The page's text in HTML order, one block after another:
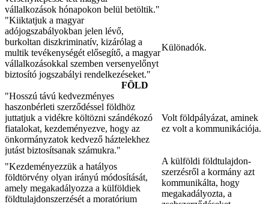
vállalkozások hónapokon belül betöltik."
"Kiiktatjuk a magyar
adójogszabályokban jelen lévő,
burkoltan diszkriminatív, kizárólag a
multik tevékenységét elősegítő, a magyar
vállalkozásokkal szemben versenyelőnyt
biztosító jogszabályi rendelkezéseket."
Különadók.
FÖLD
"Hosszú távú kedvezményes
haszonbérleti szerződéssel földhöz
juttatjuk a vidékre költözni szándékozó
fiatalokat, kezdeményezve, hogy az
önkormányzatok kedvező háztelekhez
jutást biztosítsanak számukra."
Volt földpályázat, aminek
ez volt a kommunikációja.
"Kezdeményezzük a hatályos
földtörvény olyan irányú módosítását,
amely megakadályozza a külföldiek
földtulajdonszerzését a moratórium
A külföldi földtulajdon-
szerzésről a kormány azt
kommunikálta, hogy
megakadályozta, a